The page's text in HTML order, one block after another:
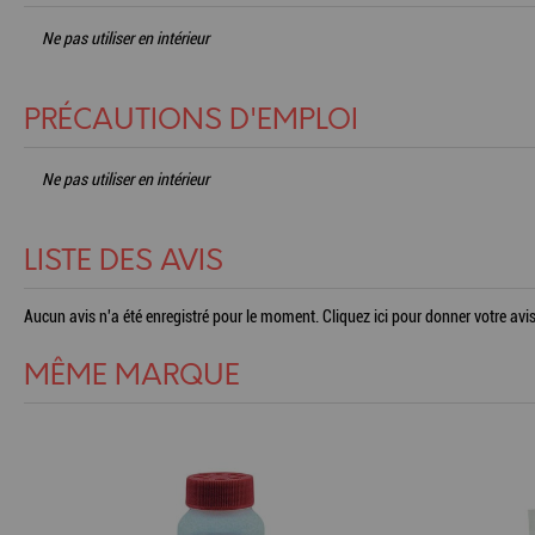
Ne pas utiliser en intérieur
PRÉCAUTIONS D'EMPLOI
Ne pas utiliser en intérieur
LISTE DES AVIS
Aucun avis n'a été enregistré pour le moment. Cliquez ici pour donner votre
MÊME MARQUE